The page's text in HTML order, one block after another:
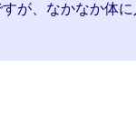
が、なかなか体